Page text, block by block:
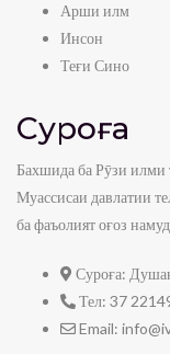
Арши илм
Инсон
Теғи Сино
Суроға
Бахшида ба Рӯзи илми
Муассисаи давлатии
ба фаъолият оғоз
Суроға:
Тел: 37
Email: